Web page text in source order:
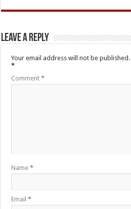
Leave a Reply
Your email address will not be published.
*
Comment*
Name*
Email*